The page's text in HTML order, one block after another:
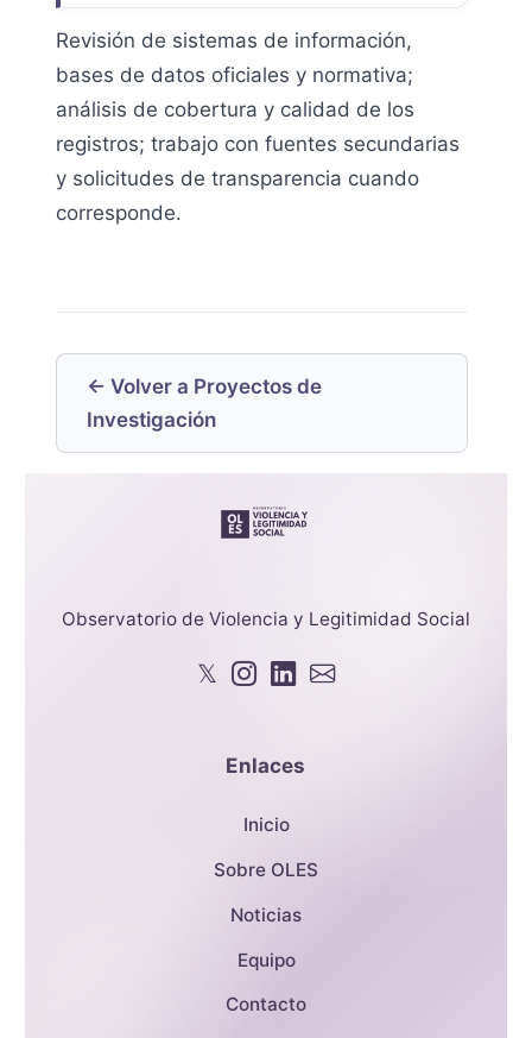
Revisión de sistemas de información,
bases de datos oficiales y normativa;
análisis de cobertura y calidad de los
registros; trabajo con fuentes secundarias
y solicitudes de transparencia cuando
corresponde.
← Volver a Proyectos de
Investigación
Observatorio de Violencia y Legitimidad Social
𝕏
Enlaces
Inicio
Sobre OLES
Noticias
Equipo
Contacto